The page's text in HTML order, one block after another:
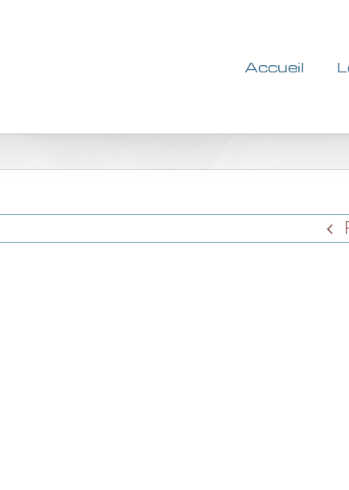
Accueil